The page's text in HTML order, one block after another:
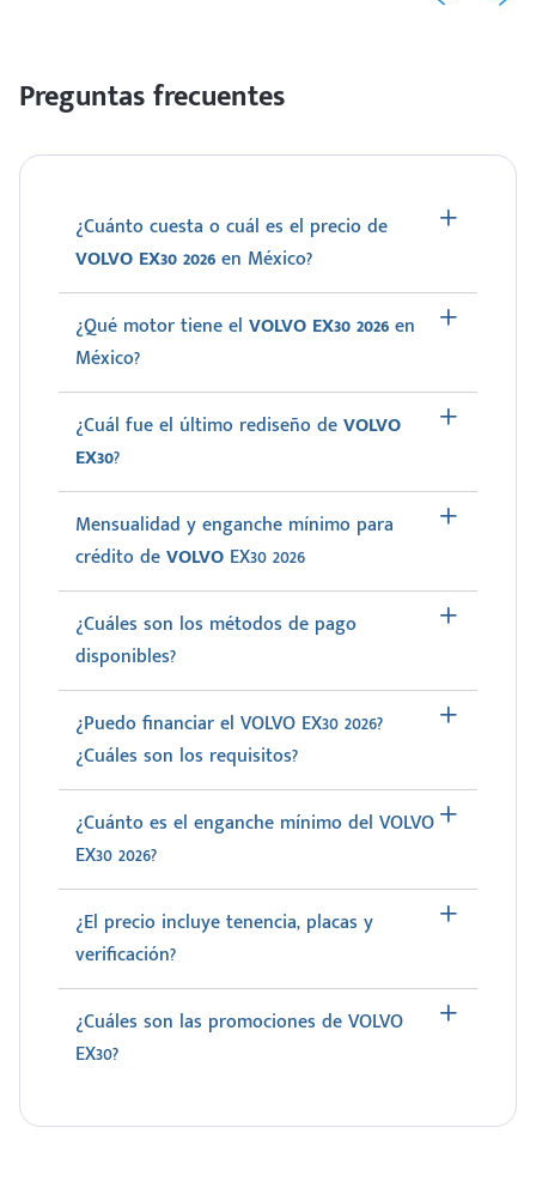
Preguntas frecuentes
¿Cuánto cuesta o cuál es el precio de
VOLVO EX30 2026en México?
¿Qué motor tiene el VOLVO EX30 2026en
México?
¿Cuál fue el último rediseño deVOLVO
EX30?
Mensualidad y enganche mínimo para
crédito deVOLVO EX30 2026
¿Cuáles son los métodos de pago
disponibles?
¿Puedo financiar el VOLVO EX30 2026?
¿Cuáles son los requisitos?
¿Cuánto es el enganche mínimo del VOLVO
EX30 2026?
¿El precio incluye tenencia, placas y
verificación?
¿Cuáles son las promociones de VOLVO
EX30?